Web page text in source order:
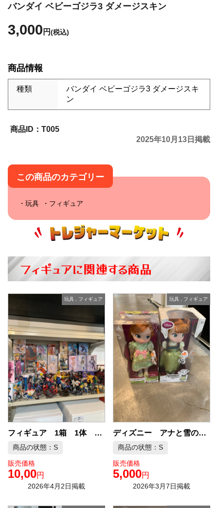
バンダイ ベビーゴジラ3 ダメージスキン
3,000 円(税込)
商品情報
種類
バンダイ ベビーゴジラ3 ダメージスキ
ン
T005
2025年10月13日掲載
この商品のカテゴリー
玩具 フィギュア
フィギュアに関連する商品
玩具, フィギュア
フィギュア 1箱 1体 1000円〜3000円 中古品販売
商品の状態：S
販売価格
10,00円
2026年4月2日掲載
玩具 フィギュア
ディズニー アナと雪の女王 40cm ドール 人形 1点 中古品販売
商品の状態：S
販売価格
5,000円
2026年3月7日掲載